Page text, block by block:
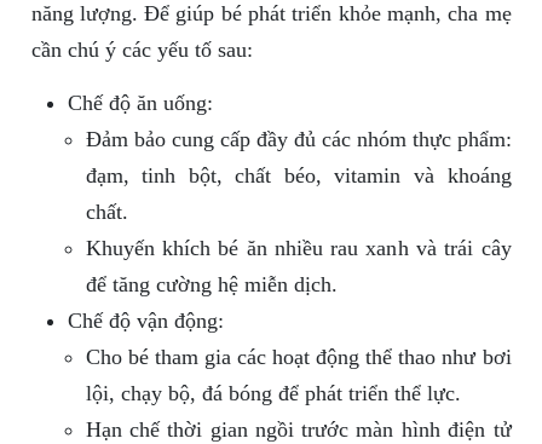
năng lượng. Để giúp bé phát triển khỏe mạnh, cha mẹ
cần chú ý các yếu tố sau:
Chế độ ăn uống:
Đảm bảo cung cấp đầy đủ các nhóm thực phẩm:
đạm, tinh bột, chất béo, vitamin và khoáng
chất.
Khuyến khích bé ăn nhiều rau xanh và trái cây
để tăng cường hệ miễn dịch.
Chế độ vận động:
Cho bé tham gia các hoạt động thể thao như bơi
lội, chạy bộ, đá bóng để phát triển thể lực.
Hạn chế thời gian ngồi trước màn hình điện tử